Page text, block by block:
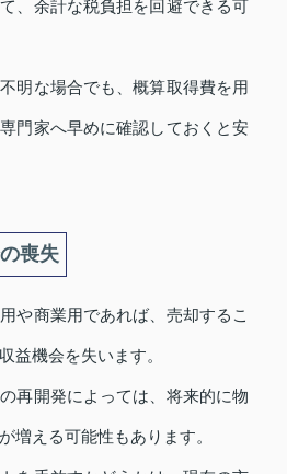
、余計な税負担を回避できる可
明な場合でも、概算取得費を用
門家へ早めに確認しておくと安
喪失
や商業用であれば、売却するこ
益機会を失います。
再開発によっては、将来的に物
増える可能性もあります。